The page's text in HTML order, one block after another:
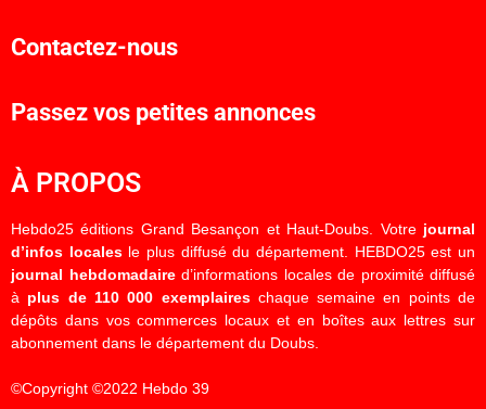
Contactez-nous
Passez vos petites annonces
À PROPOS
Hebdo25 éditions Grand Besançon et Haut-Doubs. Votre journal
d’infos localesle plus diffusé du département. HEBDO25 est un
journal hebdomadaired’informations locales de proximité diffusé
à plus de 110 000 exemplaireschaque semaine en points de
dépôts dans vos commerces locaux et en boîtes aux lettres sur
abonnement dans le département du Doubs.
©Copyright ©2022 Hebdo 39